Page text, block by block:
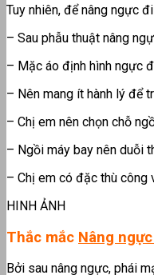
Tuy nhiên, để nâng ngực
– Sau phẫu thuật nâng
– Mặc áo định hình ngực
– Nên mang ít hành lý để
– Chị em nên chọn chỗ
– Ngồi máy bay nên duỗi
– Chị em có đặc thù công
HINH ẢNH
Thắc mắc Nâng
Bởi sau nâng ngực, phái